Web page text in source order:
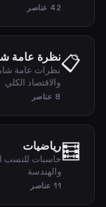
42 عناصر
📋نظرة عامة
نظرات عامة
والاقتصاد الكلي
8 عناصر
🧮رياضيات
حاسبات للنسب
والهندسة
11 عناصر